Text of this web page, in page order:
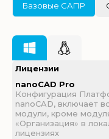
Базовые САПР
Лицензии
nanoCAD Pro
Конфигурация
nanoCAD, включает
модули, кроме
«Организация» в
лицензиях